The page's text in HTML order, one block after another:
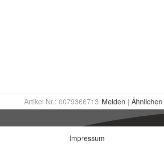
Artikel Nr.: 0079366713 Melden | Ähnlichen
Impressum